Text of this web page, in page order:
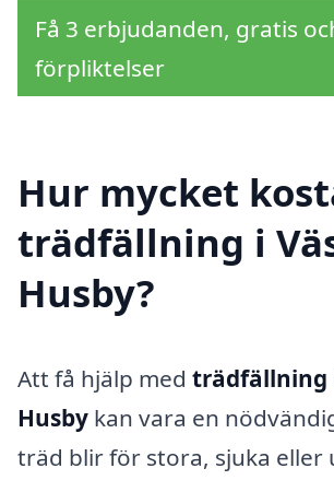
Få 3 erbjudanden, gratis
förpliktelser
Hur mycket
trädfällning i
Husby?
Att få hjälp med trädfällning
Husby kan vara en
träd blir för stora, sjuka eller